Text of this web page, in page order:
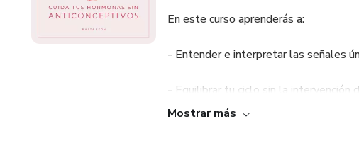
En este curso aprenderás a:
- Entender e interpretar las señales
- Equilibrar tu ciclo sin la intervención
Mostrar más